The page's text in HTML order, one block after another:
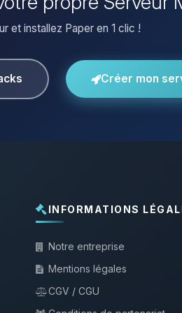
et installez Paper en 1 clic !
Créer mon
INFORMATIONS
Notre entreprise
Mentions légales
CGV / CGU